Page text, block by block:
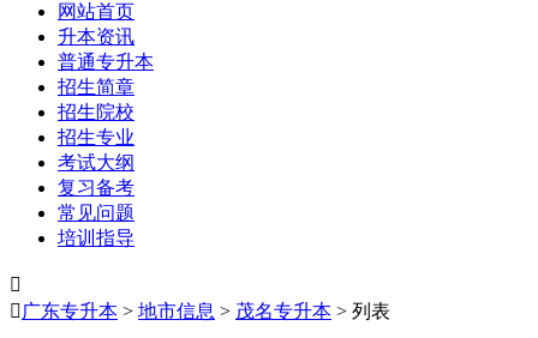
网站首页
升本资讯
普通专升本
招生简章
招生院校
招生专业
考试大纲
复习备考
常见问题
培训指导

 广东专升本 > 地市信息 > 茂名专升本 > 列表